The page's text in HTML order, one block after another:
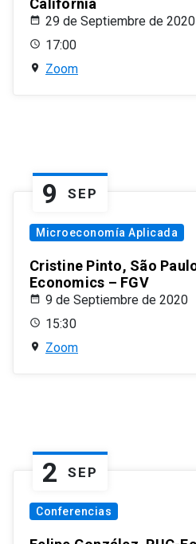
California
29 de Septiembre de 2020
17:00
Zoom
9 SEP
Microeconomía Aplicada
Cristine Pinto, São
Economics – FGV
9 de Septiembre de 2020
15:30
Zoom
2 SEP
Conferencias